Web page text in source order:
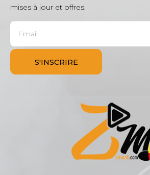
mises à jour et offres.